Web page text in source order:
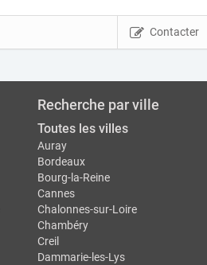
Contacter
Recherche par ville
Toutes les villes
Auray
Bordeaux
Bourg-la-Reine
Cannes
Chalonnes-sur-Loire
Chambéry
Creil
Dammarie-les-Lys